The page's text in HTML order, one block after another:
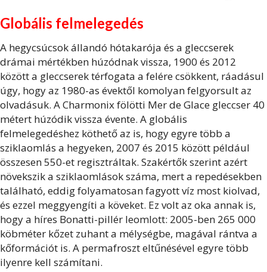
Globális felmelegedés
A hegycsúcsok állandó hótakarója és a gleccserek
drámai mértékben húzódnak vissza, 1900 és 2012
között a gleccserek térfogata a felére csökkent, ráadásul
úgy, hogy az 1980-as évektől komolyan felgyorsult az
olvadásuk. A Charmonix fölötti Mer de Glace gleccser 40
métert húzódik vissza évente. A globális
felmelegedéshez köthető az is, hogy egyre több a
sziklaomlás a hegyeken, 2007 és 2015 között például
összesen 550-et regisztráltak. Szakértők szerint azért
növekszik a sziklaomlások száma, mert a repedésekben
található, eddig folyamatosan fagyott víz most kiolvad,
és ezzel meggyengíti a köveket. Ez volt az oka annak is,
hogy a híres Bonatti-pillér leomlott: 2005-ben 265 000
köbméter kőzet zuhant a mélységbe, magával rántva a
kőformációt is. A permafroszt eltűnésével egyre több
ilyenre kell számítani.